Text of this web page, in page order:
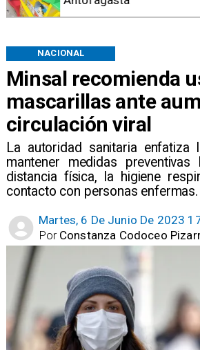
Minsal recomienda
mascarillas ante
circulación viral
La autoridad sanitaria enfatiza
mantener medidas
distancia física, la higiene
contacto con personas enfermas.
NACIONAL
Martes, 6 De Junio De 2023
Constanza Codoceo
Por